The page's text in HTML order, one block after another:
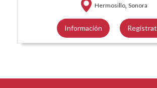
Hermosillo, Sonora
Información